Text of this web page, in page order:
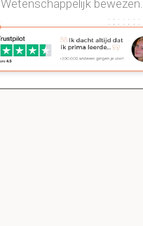
Wetenschappelijk bewezen.